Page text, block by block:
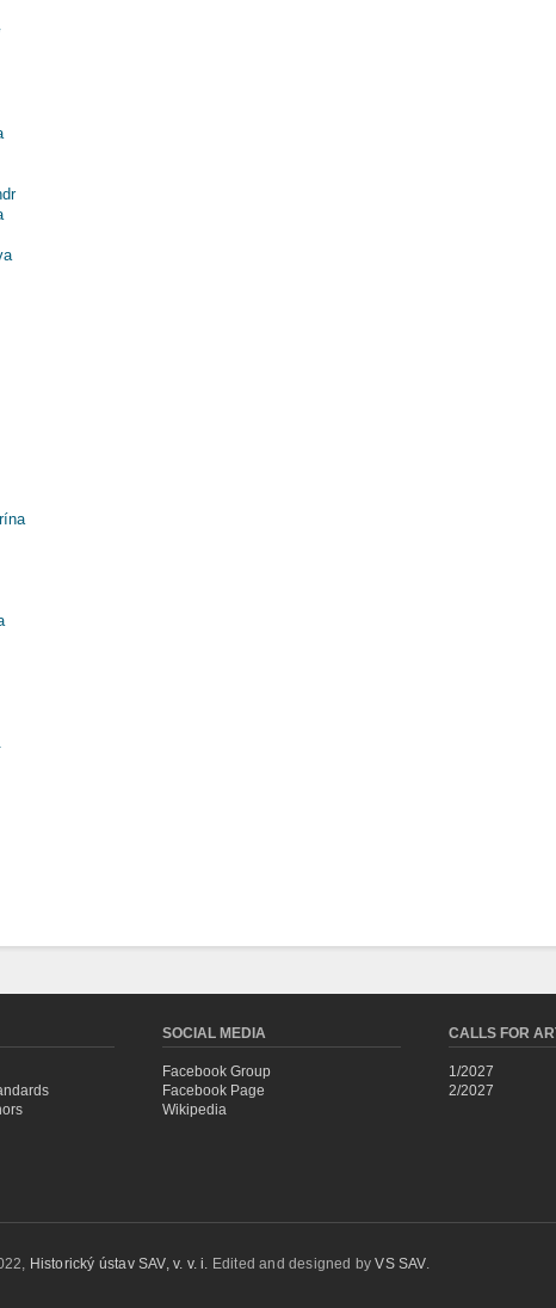
SOCIAL MEDIA
Facebook Group
Facebook Page
Wikipedia
CALLS FOR
1/2027
2/2027
Historický ústav SAV, v. v. i. Edited and designed byVS SAV.